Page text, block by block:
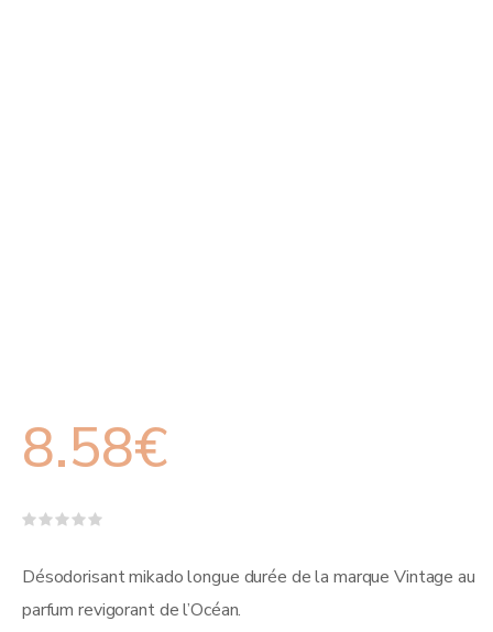
8.58€
sur
5
Désodorisant mikado longue durée de la marque Vintage au
parfum revigorant de l’Océan.